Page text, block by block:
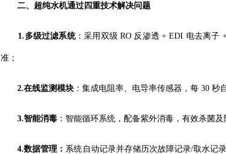
二、超纯水机通过四重技术解决问题
1. 多级过滤系统：采用双级 RO 反渗透 + EDI 电去离子
准；
2.在线监测模块 ：集成电阻率、电导率传感器，每 30 秒
3.智能消毒 ： 智能循环系统，配备紫外消毒 ， 有效杀菌及
4.数据管理： 系统自动记录并存储历次故障记录/取水记